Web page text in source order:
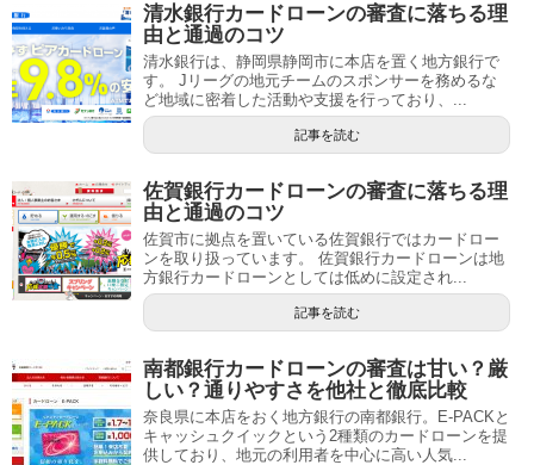
清水銀行カードローンの審査に落ちる理
由と通過のコツ
清水銀行は、静岡県静岡市に本店を置く地方銀行で
す。 Jリーグの地元チームのスポンサーを務めるな
ど地域に密着した活動や支援を行っており、...
記事を読む
佐賀銀行カードローンの審査に落ちる理
由と通過のコツ
佐賀市に拠点を置いている佐賀銀行ではカードロー
ンを取り扱っています。 佐賀銀行カードローンは地
方銀行カードローンとしては低めに設定され...
記事を読む
南都銀行カードローンの審査は甘い？厳
しい？通りやすさを他社と徹底比較
奈良県に本店をおく地方銀行の南都銀行。E-PACKと
キャッシュクイックという2種類のカードローンを提
供しており、地元の利用者を中心に高い人気...